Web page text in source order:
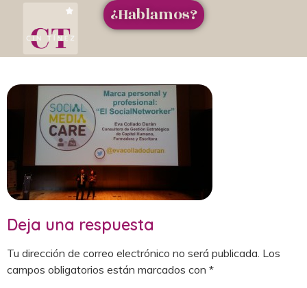
¿Hablamos?
Deja una respuesta
Tu dirección de correo electrónico no será publicada. Los
campos obligatorios están marcados con *